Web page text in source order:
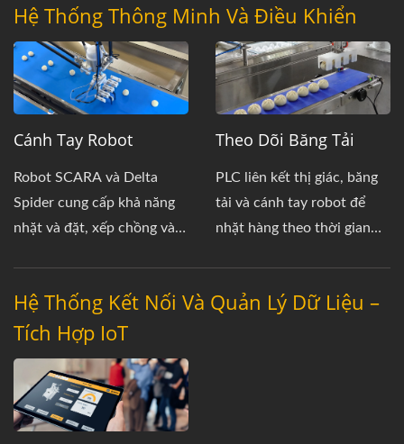
Hệ Thống Thông Minh Và Điều Khiển
Cánh Tay Robot
Robot SCARA và Delta
Spider cung cấp khả năng
nhặt và đặt, xếp chồng và
thực phẩm.
Theo Dõi Băng Tải
PLC liên kết thị giác, băng
tải và cánh tay robot để
nhặt hàng theo thời gian
tốc độ cao.
Hệ Thống Kết Nối Và Quản Lý Dữ Liệu –
Tích Hợp IoT